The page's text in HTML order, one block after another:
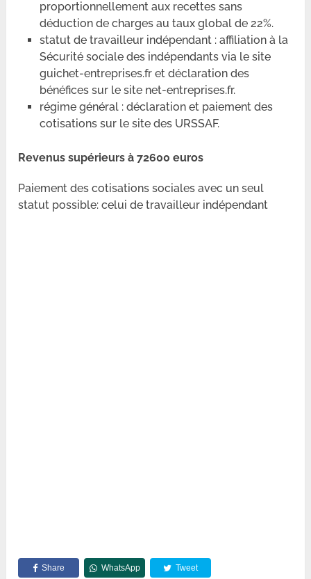
proportionnellement aux recettes sans
déduction de charges au taux global de 22%.
statut de travailleur indépendant : affiliation à la
Sécurité sociale des indépendants via le site
guichet-entreprises.fr et déclaration des
bénéfices sur le site net-entreprises.fr.
régime général : déclaration et paiement des
cotisations sur le site des URSSAF.
Revenus supérieurs à 72600 euros
Paiement des cotisations sociales avec un seul
statut possible: celui de travailleur indépendant
Share WhatsApp Tweet